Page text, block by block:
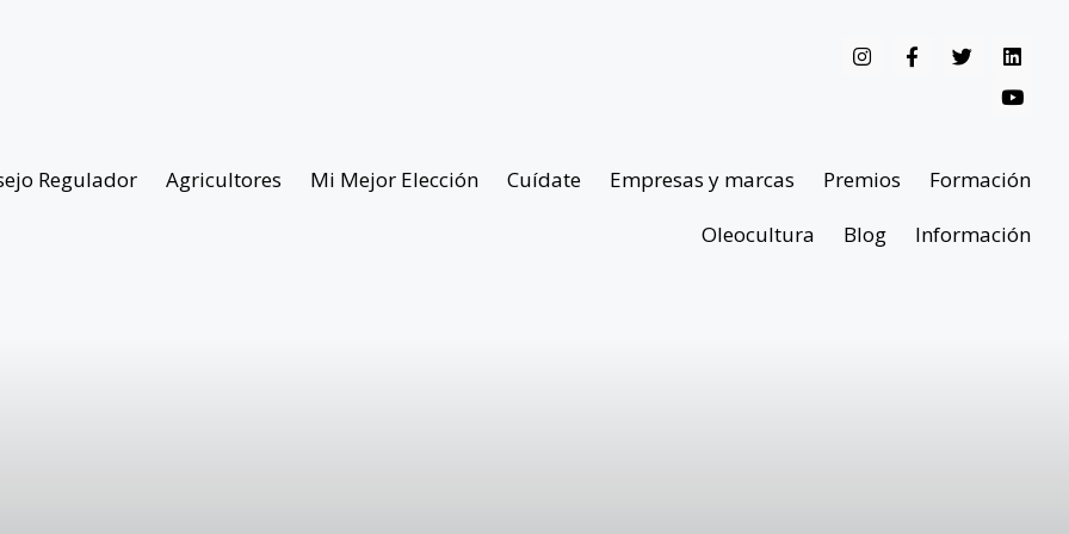
Regulador Agricultores Mi Mejor Elección Cuídate Empresas y marcas Premios
Formación
Oleocultura
Blog Información